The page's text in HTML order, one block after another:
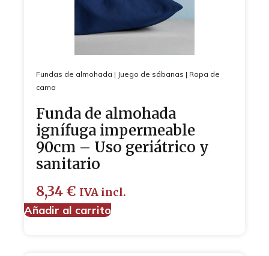
Fundas de almohada | Juego de sábanas | Ropa de
cama
Funda de almohada
ignífuga impermeable
90cm – Uso geriátrico y
sanitario
8,34 € IVA incl.
Añadir al carrito